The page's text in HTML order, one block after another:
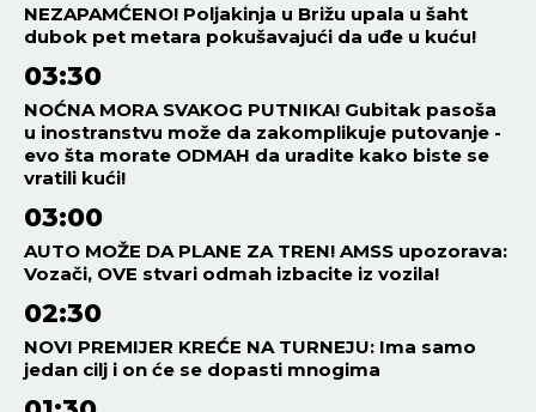
NEZAPAMĆENO! Poljakinja u Brižu upala u šaht
dubok pet metara pokušavajući da uđe u kuću!
03:30
NOĆNA MORA SVAKOG PUTNIKA! Gubitak pasoša
u inostranstvu može da zakomplikuje putovanje -
evo šta morate ODMAH da uradite kako biste se
vratili kući!
03:00
AUTO MOŽE DA PLANE ZA TREN! AMSS upozorava:
Vozači, OVE stvari odmah izbacite iz vozila!
02:30
NOVI PREMIJER KREĆE NA TURNEJU: Ima samo
jedan cilj i on će se dopasti mnogima